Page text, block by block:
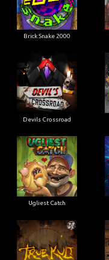
Brick Snake 2000
Devils Crossroad
Ugliest Catch